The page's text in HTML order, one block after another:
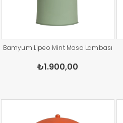
Bamyum Lipeo Mint Masa Lambası
₺1.900,00